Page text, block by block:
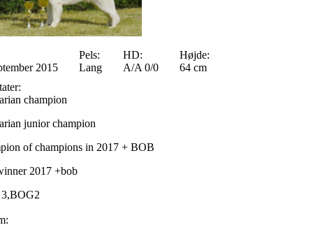
Pels: HD:
Højde:
2015
Lang A/A 0/0
64 cm
champion
junior champion
of champions in 2017 + BOB
2017 +bob